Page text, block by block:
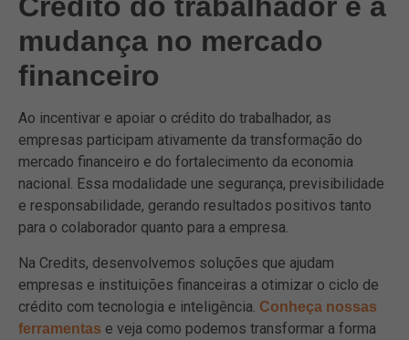
Crédito do trabalhador e a
mudança no mercado
financeiro
Ao incentivar e apoiar o crédito do trabalhador, as
empresas participam ativamente da transformação do
mercado financeiro e do fortalecimento da economia
nacional. Essa modalidade une segurança, previsibilidade
e responsabilidade, gerando resultados positivos tanto
para o colaborador quanto para a empresa.
Na Credits, desenvolvemos soluções que ajudam
empresas e instituições financeiras a otimizar o ciclo de
crédito com tecnologia e inteligência. Conheça nossas
ferramentas e veja como podemos transformar a forma